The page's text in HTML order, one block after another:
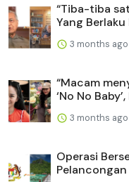
“Tiba-tiba
Yang Berlaku
3 months ago
“Macam
‘No No Baby’,
3 months ago
Operasi
Pelancongan